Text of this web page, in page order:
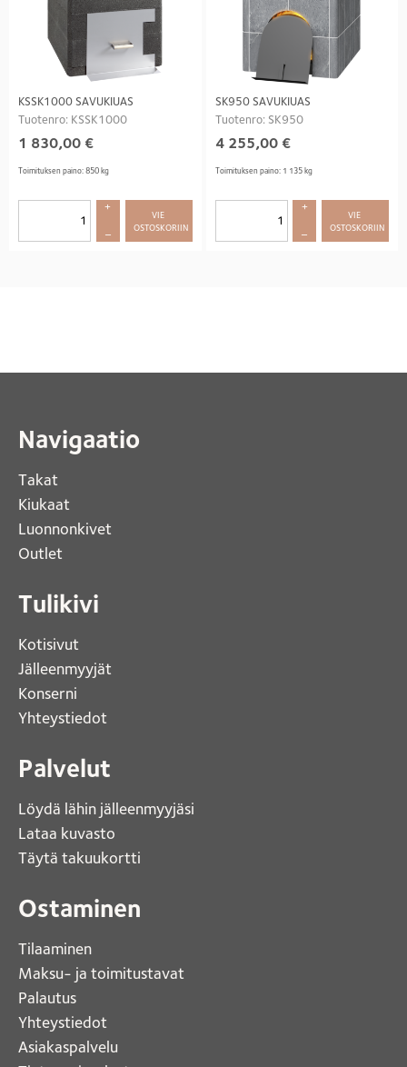
KSSK1000 SAVUKIUAS
Tuotenro: KSSK1000
1 830,00 €
Toimituksen paino: 850 kg
+
–
VIE
OSTOSKORIIN
SK950 SAVUKIUAS
Tuotenro: SK950
4 255,00 €
Toimituksen paino: 1 135 kg
+
–
VIE
OSTOSKORIIN
Navigaatio
Takat
Kiukaat
Luonnonkivet
Outlet
Tulikivi
Kotisivut
Jälleenmyyjät
Konserni
Yhteystiedot
Palvelut
Löydä lähin jälleenmyyjäsi
Lataa kuvasto
Täytä takuukortti
Ostaminen
Tilaaminen
Maksu- ja toimitustavat
Palautus
Yhteystiedot
Asiakaspalvelu